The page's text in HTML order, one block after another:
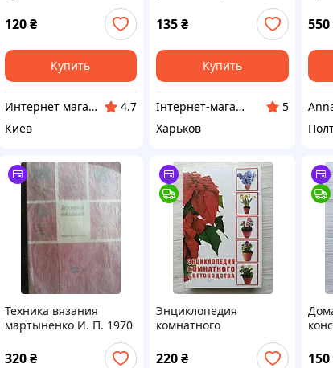
120 ₴
Купить
Интернет магазин сувениров Старик Хоттабыч
4.7
Киев
135₴
Купить
Інтернет-магазин "Гармонія"
5
Харьков
550
Техника вязания
мартыненко И. П. 1970
320 ₴
Энциклопедия
комнатного
220₴ 150